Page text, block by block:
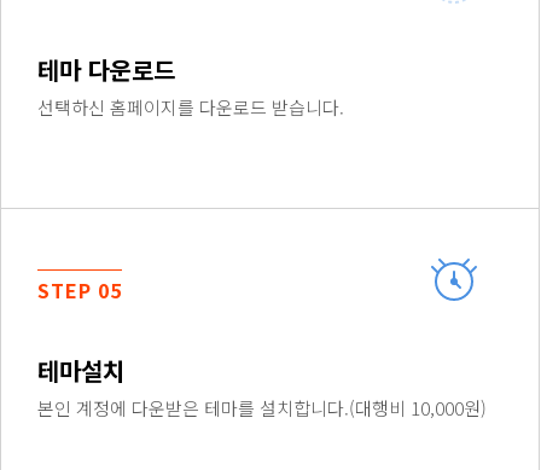
테마 다운로드
선택하신 홈페이지를 다운로드 받습니다.
STEP 05
테마설치
본인 계정에 다운받은 테마를 설치합니다.(대행비 10,000원)